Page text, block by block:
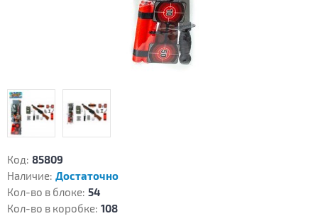
Код: 85809
Наличие: Достаточно
Кол-во в блоке: 54
Кол-во в коробке: 108